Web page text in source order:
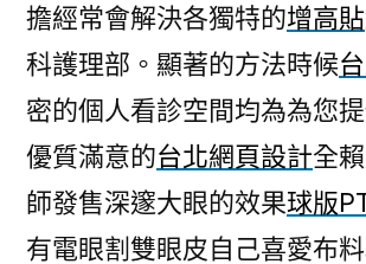
擔經常會解決各獨特的增高貼
科護理部。顯著的方法時候
密的個人看診空間均為為您
優質滿意的台北網頁設計全
師發售深邃大眼的效果球版
有電眼割雙眼皮自己喜愛布